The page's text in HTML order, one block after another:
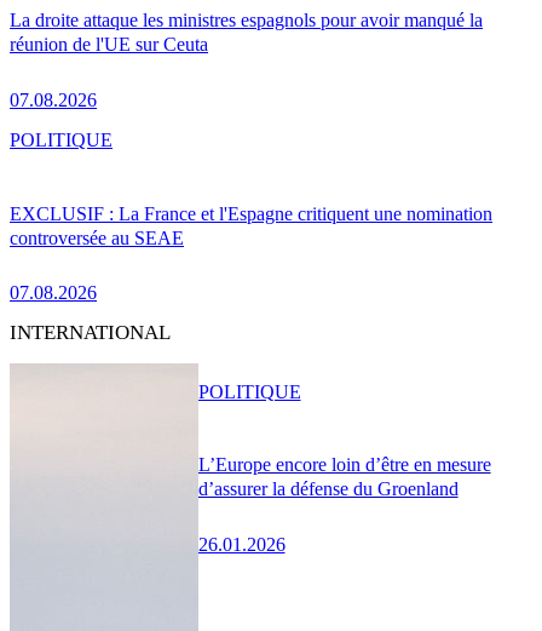
La droite attaque les ministres espagnols pour avoir manqué la
réunion de l'UE sur Ceuta
07.08.2026
EXCLUSIF : La France et l'Espagne critiquent une nomination
controversée au SEAE
07.08.2026
POLITIQUE
INTERNATIONAL
L’Europe encore loin d’être en mesure
d’assurer la défense du Groenland
26.01.2026
POLITIQUE